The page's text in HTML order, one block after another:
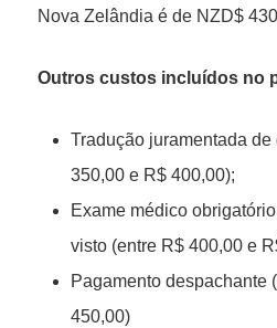
Nova Zelândia é de NZD$
Outros custos incluídos no
Tradução juramentada
350,00 e R$ 400,00);
Exame médico
visto (entre R$ 400,00 e
Pagamento despachante
450,00)